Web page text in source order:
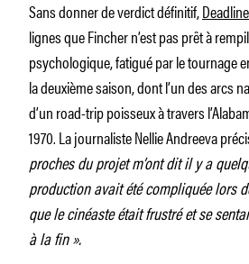
Sans donner de verdict définitif,Deadline
lignes que Fincher n’est pas prêt à
psychologique, fatigué par le tournage
la deuxième saison, dont l’un des arcs
d’un road-trip poisseux à travers
1970. La journaliste Nellie Andreeva
proches du projet m’ont dit il y a
production avait été compliquée lors
que le cinéaste était frustré et se
à la fin ».